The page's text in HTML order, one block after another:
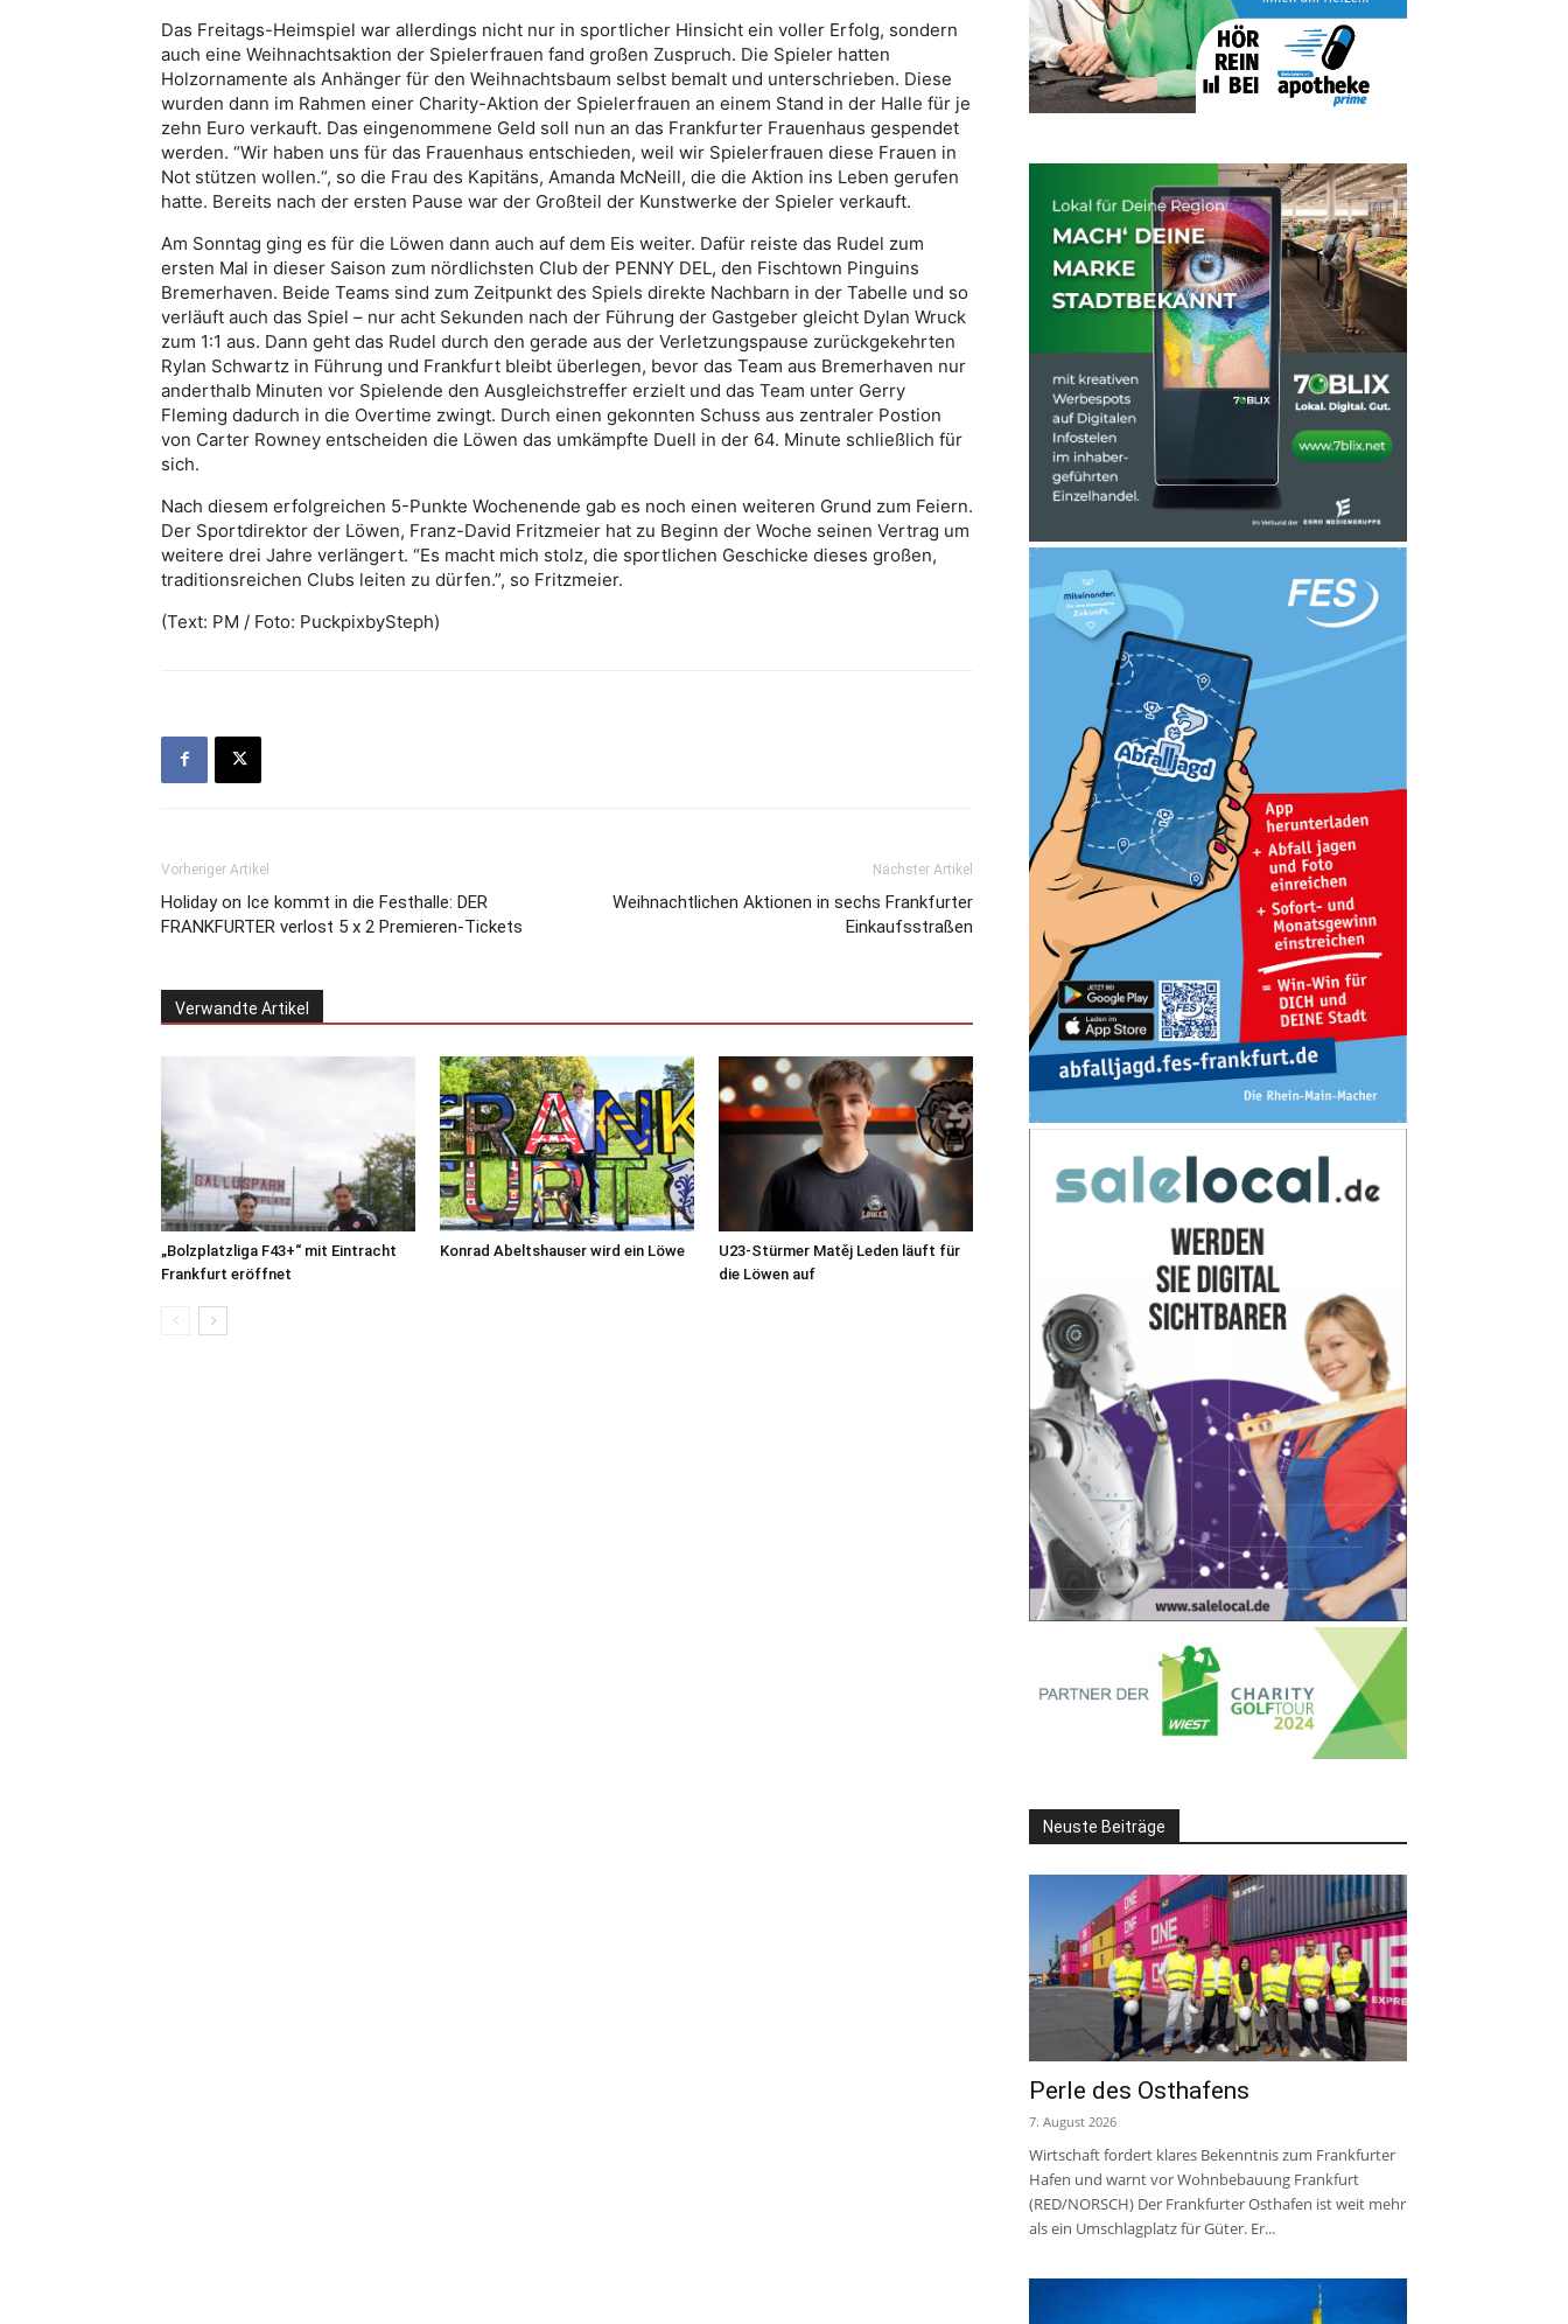
Das Freitags-Heimspiel war allerdings nicht nur in sportlicher Hinsicht ein voller Erfolg, sondern
auch eine Weihnachtsaktion der Spielerfrauen fand großen Zuspruch. Die Spieler hatten
Holzornamente als Anhänger für den Weihnachtsbaum selbst bemalt und unterschrieben. Diese
wurden dann im Rahmen einer Charity-Aktion der Spielerfrauen an einem Stand in der Halle für je
zehn Euro verkauft. Das eingenommene Geld soll nun an das Frankfurter Frauenhaus gespendet
werden. “Wir haben uns für das Frauenhaus entschieden, weil wir Spielerfrauen diese Frauen in
Not stützen wollen.“, so die Frau des Kapitäns, Amanda McNeill, die die Aktion ins Leben gerufen
hatte. Bereits nach der ersten Pause war der Großteil der Kunstwerke der Spieler verkauft.
Am Sonntag ging es für die Löwen dann auch auf dem Eis weiter. Dafür reiste das Rudel zum
ersten Mal in dieser Saison zum nördlichsten Club der PENNY DEL, den Fischtown Pinguins
Bremerhaven. Beide Teams sind zum Zeitpunkt des Spiels direkte Nachbarn in der Tabelle und so
verläuft auch das Spiel – nur acht Sekunden nach der Führung der Gastgeber gleicht Dylan Wruck
zum 1:1 aus. Dann geht das Rudel durch den gerade aus der Verletzungspause zurückgekehrten
Rylan Schwartz in Führung und Frankfurt bleibt überlegen, bevor das Team aus Bremerhaven nur
anderthalb Minuten vor Spielende den Ausgleichstreffer erzielt und das Team unter Gerry
Fleming dadurch in die Overtime zwingt. Durch einen gekonnten Schuss aus zentraler Postion
von Carter Rowney entscheiden die Löwen das umkämpfte Duell in der 64. Minute schließlich für
sich.
Nach diesem erfolgreichen 5-Punkte Wochenende gab es noch einen weiteren Grund zum Feiern.
Der Sportdirektor der Löwen, Franz-David Fritzmeier hat zu Beginn der Woche seinen Vertrag um
weitere drei Jahre verlängert. “Es macht mich stolz, die sportlichen Geschicke dieses großen,
traditionsreichen Clubs leiten zu dürfen.”, so Fritzmeier.
(Text: PM / Foto: PuckpixbySteph)
Vorheriger Artikel
Holiday on Ice kommt in die Festhalle: DER
FRANKFURTER verlost 5 x 2 Premieren-Tickets
Nächster Artikel
Weihnachtlichen Aktionen in sechs Frankfurter
Einkaufsstraßen
Verwandte Artikel
„Bolzplatzliga F43+“ mit Eintracht
Frankfurt eröffnet
Konrad Abeltshauser wird ein Löwe
U23-Stürmer Matěj Leden läuft für
die Löwen auf
Neuste Beiträge
Perle des Osthafens
7. August 2026
Wirtschaft fordert klares Bekenntnis zum Frankfurter
Hafen und warnt vor Wohnbebauung Frankfurt
(RED/NORSCH) Der Frankfurter Osthafen ist weit mehr
als ein Umschlagplatz für Güter. Er...